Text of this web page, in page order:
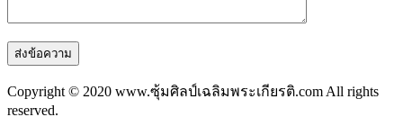
Copyright © 2020 www.ซุ้มศิลป์เฉลิมพระเกียรติ.com All rights
reserved.